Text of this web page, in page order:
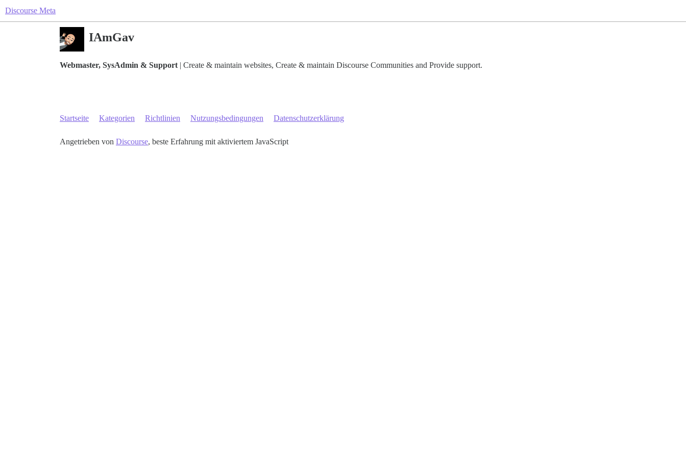
Discourse Meta
IAmGav
Webmaster, SysAdmin & Support | Create & maintain websites, Create & maintain Discourse Communities and Provide support.
Startseite Kategorien Richtlinien Nutzungsbedingungen Datenschutzerklärung
Angetrieben von Discourse, beste Erfahrung mit aktiviertem JavaScript